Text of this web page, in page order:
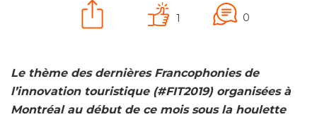
1 0
Le thème des dernières Francophonies de
l’innovation touristique (#FIT2019) organisées à
Montréal au début de ce mois sous la houlette